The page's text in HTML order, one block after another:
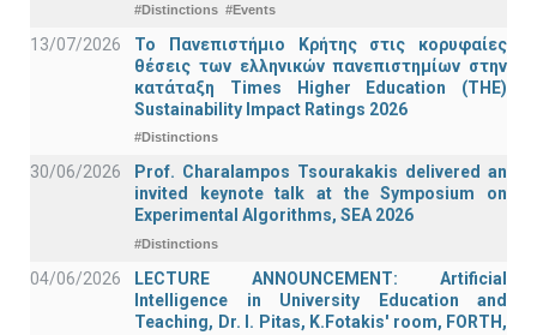
#Distinctions #Events
13/07/2026
Το Πανεπιστήμιο Κρήτης στις κορυφαίες
θέσεις των ελληνικών πανεπιστημίων στην
κατάταξη Times Higher Education (ΤΗΕ)
Sustainability Impact Ratings 2026
#Distinctions
30/06/2026
Prof. Charalampos Tsourakakis delivered an
invited keynote talk at the Symposium on
Experimental Algorithms, SEA 2026
#Distinctions
04/06/2026
LECTURE ANNOUNCEMENT: Artificial
Intelligence in University Education and
Teaching, Dr. I. Pitas, K.Fotakis' room, FORTH,